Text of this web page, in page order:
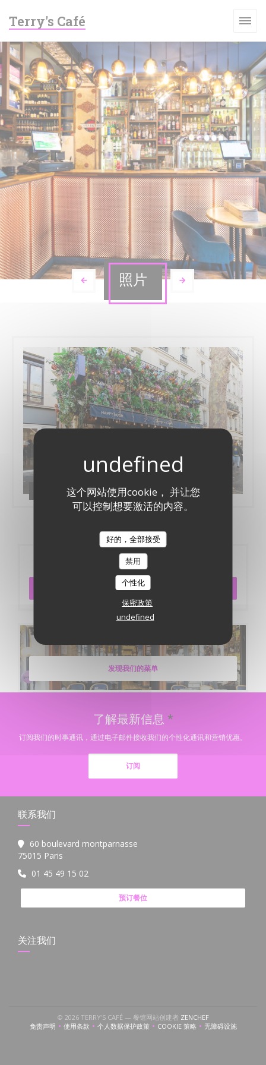
这个网站使用cookie， 并让您
可以控制想要激活的内容。
好的，全部接受
禁用
个性化
保密政策
undefined
Terry's Café
照片
Restaurant
预订
预订餐位
发现我们的菜单
了解最新信息 *
订阅我们的时事通讯，通过电子邮件接收我们的个性化通讯和营销优惠。
订阅
联系我们
60 boulevard montparnasse
75015 Paris
01 45 49 15 02
预订餐位
关注我们
© 2026 TERRY'S CAFÉ — 餐馆网站创建者 ZENCHEF((在新窗口中打开))
免责声明((在新窗口中打开))
使用条款((在新窗口中打开))
个人数据保护政策((在新窗口中打开))
COOKIE 策略((在新窗口中打开))
无障碍设施
((在新窗口中打